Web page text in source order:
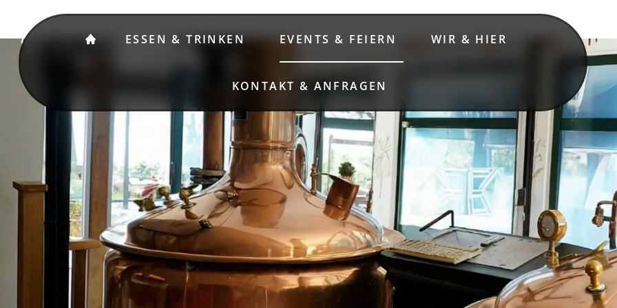
ESSEN & TRINKEN EVENTS & FEIERN WIR & HIER
KONTAKT & ANFRAGEN